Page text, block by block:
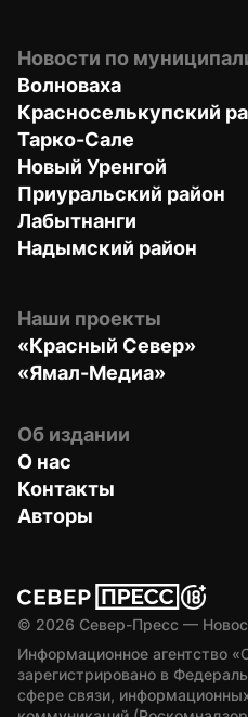
Новости по
Волноваха
Красноселькупский
Тарко-Сале
Новый Уренгой
Приуральский район
Лабытнанги
Надымский район
Наши проекты
«Красный Север»
«Ямал-Медиа»
Об издании
О нас
Контакты
Авторы
© 2026 Север-Пресс —
Информационное агентство
зарегистрировано в
сфере связи,